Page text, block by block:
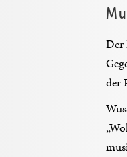
Der
der